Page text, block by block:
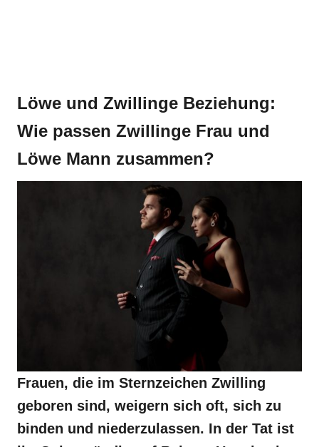
Löwe und Zwillinge Beziehung:
Wie passen Zwillinge Frau und
Löwe Mann zusammen?
Frauen, die im Sternzeichen Zwilling
geboren sind, weigern sich oft, sich zu
binden und niederzulassen. In der Tat ist